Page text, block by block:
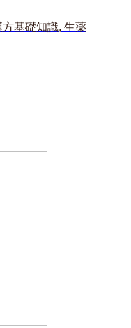
方基礎知識, 生薬